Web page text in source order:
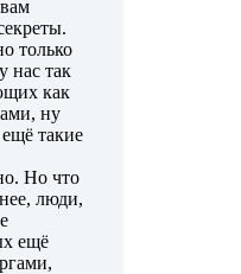
только
нас так
как
ну
такие
Но что
люди,
ещё